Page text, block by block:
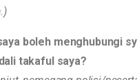
boleh menghubungi
takaful saya?